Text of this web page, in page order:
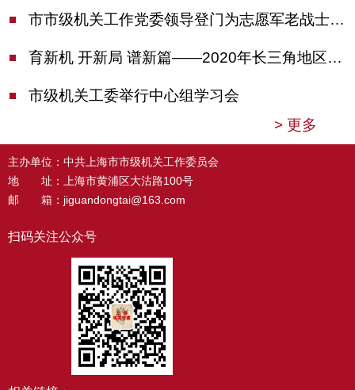
市市级机关工作党委领导登门为志愿军老战士佩戴纪念章
育新机 开新局 谱新篇——2020年长三角地区机关党建工作研讨会在南京召开
市级机关工委举行中心组学习会
> 更多